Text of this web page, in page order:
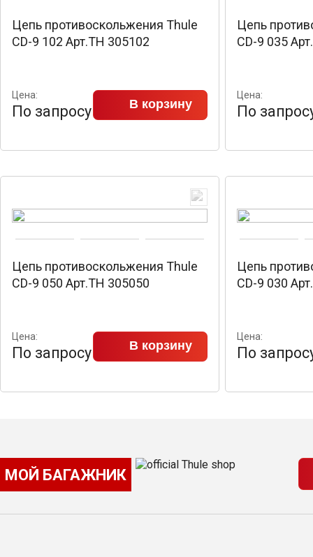
Цепь противоскольжения Thule
CD-9 102 Арт.TH 305102
Цена:
По запросу В корзину
Цепь
CD-9 035
Цена:
По
Цепь противоскольжения Thule
CD-9 050 Арт.TH 305050
Цена:
По запросу В корзину
Цепь
CD-9 030
Цена:
По
МОЙ БАГАЖНИК